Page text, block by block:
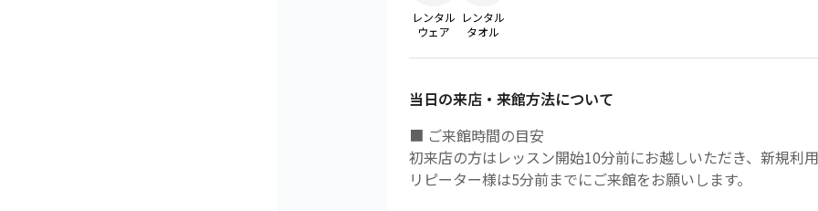
レンタル
ウェア
レンタル
タオル
当日の来店・来館方法について
■ ご来館時間の目安
初来店の方はレッスン開始10分前にお越しいただき、新規利
リピーター様は5分前までにご来館をお願いします。